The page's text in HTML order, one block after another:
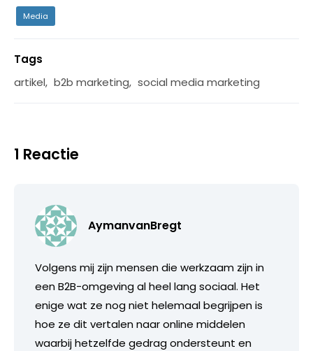
Media
Tags
artikel, b2b marketing, social media marketing
1 Reactie
AymanvanBregt
Volgens mij zijn mensen die werkzaam zijn in
een B2B-omgeving al heel lang sociaal. Het
enige wat ze nog niet helemaal begrijpen is
hoe ze dit vertalen naar online middelen
waarbij hetzelfde gedrag ondersteunt en